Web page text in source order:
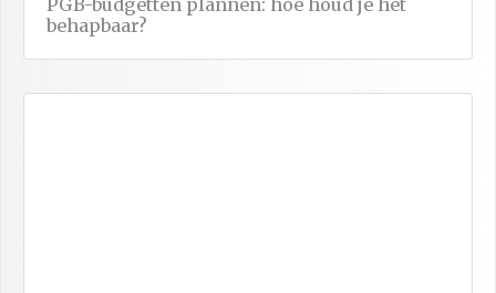
PGB-budgetten plannen: hoe houd je het
behapbaar?